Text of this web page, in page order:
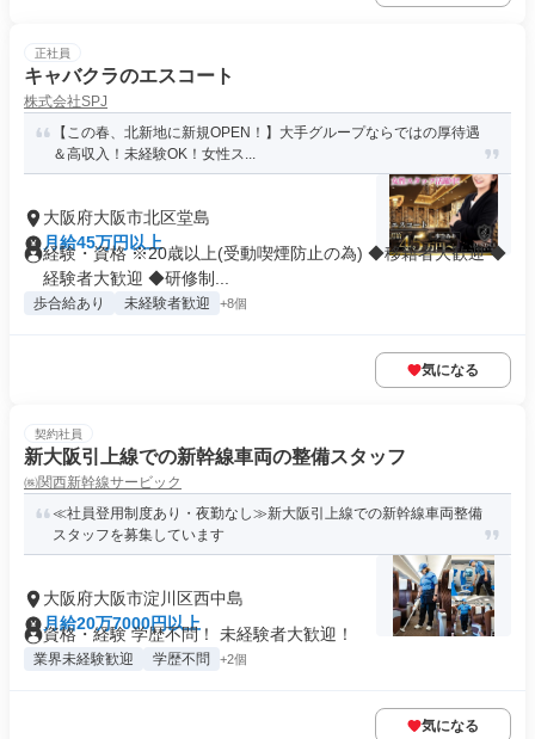
正社員
キャバクラのエスコート
株式会社SPJ
【この春、北新地に新規OPEN！】大手グループならではの厚待遇
＆高収入！未経験OK！女性ス...
大阪府大阪市北区堂島
月給45万円以上
経験・資格 ※20歳以上(受動喫煙防止の為) ◆移籍者大歓迎 ◆
経験者大歓迎 ◆研修制...
歩合給あり 未経験者歓迎 +8個
気になる
契約社員
新大阪引上線での新幹線車両の整備スタッフ
㈱関西新幹線サービック
≪社員登用制度あり・夜勤なし≫新大阪引上線での新幹線車両整備
スタッフを募集しています
大阪府大阪市淀川区西中島
月給20万7000円以上
資格・経験 学歴不問！ 未経験者大歓迎！
業界未経験歓迎 学歴不問 +2個
気になる